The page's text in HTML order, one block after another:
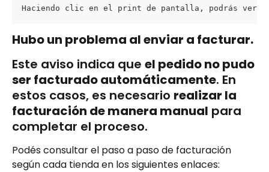
Haciendo clic en el print de pantalla, podrás ver la
Hubo un problema al enviar a facturar.
Este aviso indica que el pedido no pudo
ser facturado automáticamente. En
estos casos, es necesario realizar la
facturación de manera manual para
completar el proceso.
Podés consultar el paso a paso de facturación
según cada tienda en los siguientes enlaces: